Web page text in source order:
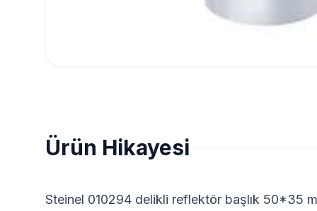
Ürün Hikayesi
Steinel 010294 delikli reflektör başlık 50*35